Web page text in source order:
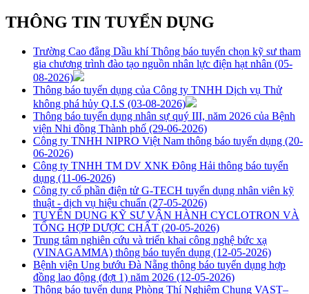
THÔNG TIN TUYỂN DỤNG
Trường Cao đẳng Dầu khí Thông báo tuyển chọn kỹ sư tham
gia chương trình đào tạo nguồn nhân lực điện hạt nhân (05-
08-2026)
Thông báo tuyển dụng của Công ty TNHH Dịch vụ Thử
không phá hủy Q.I.S (03-08-2026)
Thông báo tuyển dụng nhân sự quý III, năm 2026 của Bệnh
viện Nhi đồng Thành phố (29-06-2026)
Công ty TNHH NIPRO Việt Nam thông báo tuyển dụng (20-
06-2026)
Công ty TNHH TM DV XNK Đông Hải thông báo tuyển
dụng (11-06-2026)
Công ty cổ phần điện tử G-TECH tuyển dụng nhân viên kỹ
thuật - dịch vụ hiệu chuẩn (27-05-2026)
TUYỂN DỤNG KỸ SƯ VẬN HÀNH CYCLOTRON VÀ
TỔNG HỢP DƯỢC CHẤT (20-05-2026)
Trung tâm nghiên cứu và triển khai công nghệ bức xạ
(VINAGAMMA) thông báo tuyển dụng (12-05-2026)
Bệnh viện Ung bướu Đà Nẵng thông báo tuyển dụng hợp
đồng lao động (đợt 1) năm 2026 (12-05-2026)
Thông báo tuyển dụng Phòng Thí Nghiệm Chung VAST–